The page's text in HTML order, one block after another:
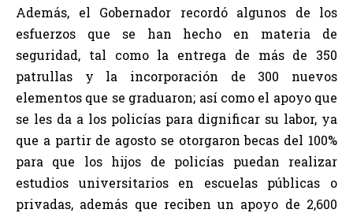
Además, el Gobernador recordó algunos de los
esfuerzos que se han hecho en materia de
seguridad, tal como la entrega de más de 350
patrullas y la incorporación de 300 nuevos
elementos que se graduaron; así como el apoyo que
se les da a los policías para dignificar su labor, ya
que a partir de agosto se otorgaron becas del 100%
para que los hijos de policías puedan realizar
estudios universitarios en escuelas públicas o
privadas, además que reciben un apoyo de 2,600